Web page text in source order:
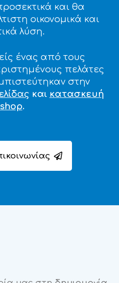
και θα
οικονομικά και
λύση.
ένας από τους
πελάτες
στην
και κατασκευή
.